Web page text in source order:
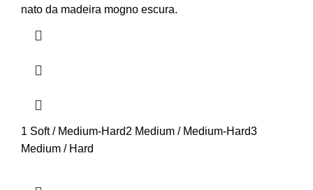
through
nato da madeira mogno escura.
1 Soft / Medium-Hard2 Medium / Medium-Hard3
Medium / Hard